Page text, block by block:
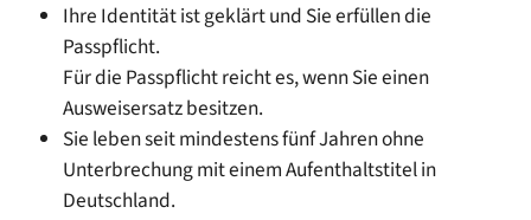
Ihre Identität ist geklärt und Sie erfüllen die
Passpflicht.
Für die Passpflicht reicht es, wenn Sie einen
Ausweisersatzbesitzen.
Sie leben seit mindestens fünf Jahren ohne
Unterbrechung mit einem Aufenthaltstitel in
Deutschland.